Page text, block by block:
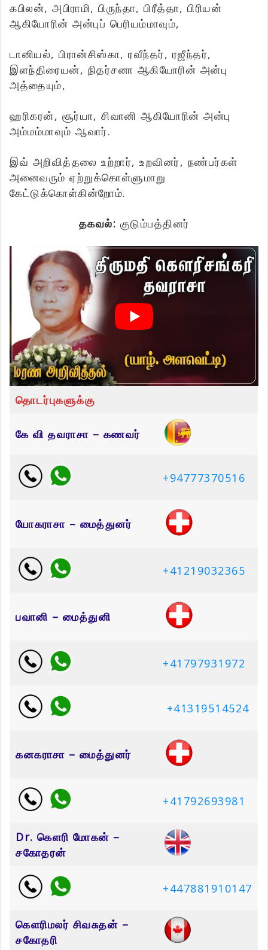
கபிலன், அபிராமி, பிருந்தா, பிரீத்தா, பிரியன்
ஆகியோரின் அன்புப் பெரியம்மாவும்,
டானியல், பிரான்சிஸ்கா, ரவீந்தர், ரஜீந்தர்,
இளந்திரையன், நிதர்சனா ஆகியோரின் அன்பு
அத்தையும்,
ஹரிகரன், சூர்யா, சிவானி ஆகியோரின் அன்பு
அம்மம்மாவும் ஆவார்.
இவ் அறிவித்தலை உற்றார், உறவினர், நண்பர்கள்
அனைவரும் ஏற்றுக்கொள்ளுமாறு
கேட்டுக்கொள்கின்றோம்.
தகவல்: குடும்பத்தினர்
தொடர்புகளுக்கு
கே வி தவராசா – கணவர்
+94777370516
யோகராசா – மைத்துனர்
+41219032365
பவானி – மைத்துனி
+41797931972
+41319514524
கனகராசா – மைத்துனர்
+41792693981
Dr. கெளரி மோகன் –
சகோதரன்
+447881910147
கெளரிமலர் சிவசுதன் –
சகோதரி